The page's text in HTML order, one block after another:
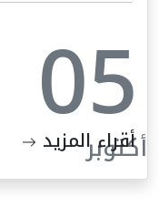
05
أكتوبر
أقراء المزيد